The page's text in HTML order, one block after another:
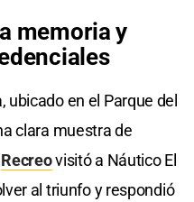
memoria y
ubicado en el Parque del
clara muestra de
Recreovisitó a Náutico El
al triunfo y respondió